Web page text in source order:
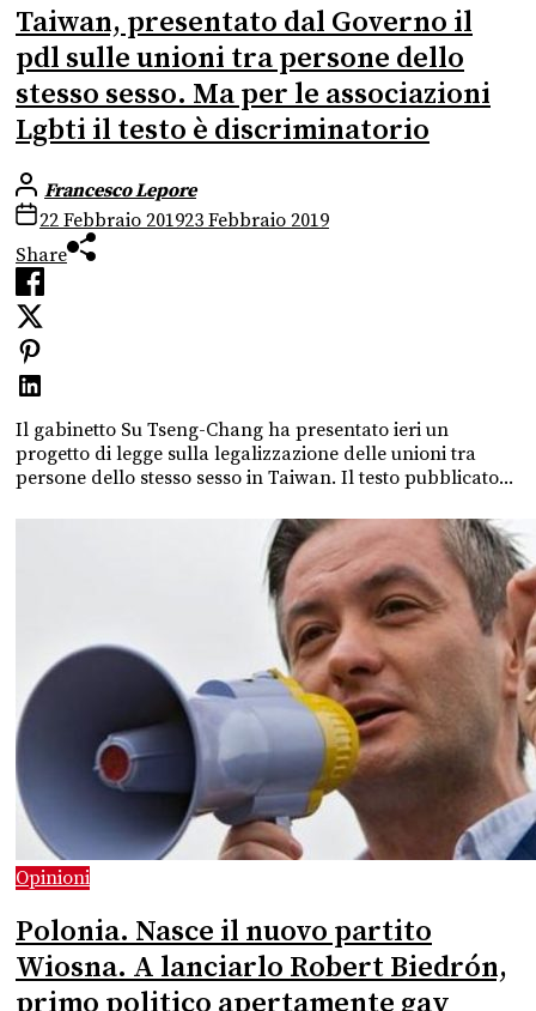
Taiwan, presentato dal Governo il
pdl sulle unioni tra persone dello
stesso sesso. Ma per le associazioni
Lgbti il testo è discriminatorio
Francesco Lepore
22 Febbraio 201923 Febbraio 2019
Share
Il gabinetto Su Tseng-Chang ha presentato ieri un
progetto di legge sulla legalizzazione delle unioni tra
persone dello stesso sesso in Taiwan. Il testo pubblicato...
Opinioni
Polonia. Nasce il nuovo partito
Wiosna. A lanciarlo Robert Biedrón,